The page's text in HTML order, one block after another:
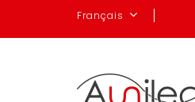
Français